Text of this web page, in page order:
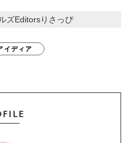
ズEditorsりさっぴ
イディア